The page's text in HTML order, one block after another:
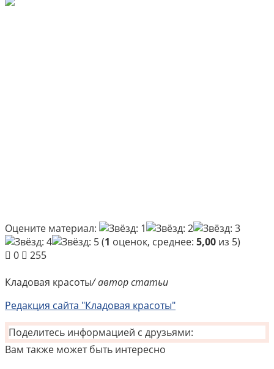
Оцените материал:
(1 оценок, среднее: 5,00 из 5)
0
255
Кладовая красоты/ автор статьи
Редакция сайта "Кладовая красоты"
Поделитесь информацией с друзьями:
Вам также может быть интересно